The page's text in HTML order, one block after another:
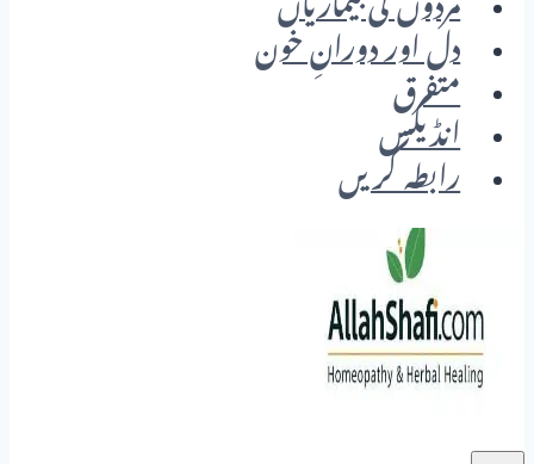
مردوں کی بیماریاں
دل اور دورانِ خون
متفرق
انڈیکس
رابطہ کریں